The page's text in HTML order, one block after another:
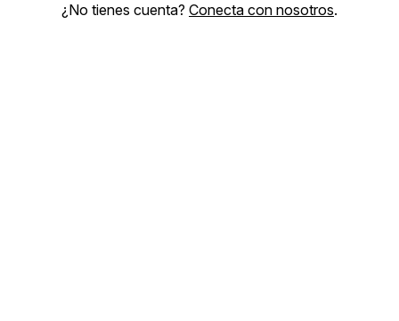
¿No tienes cuenta? Conecta con nosotros.